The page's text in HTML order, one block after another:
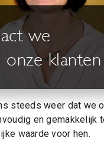
we
klanten
steeds weer dat we
en gemakkelijk
waarde voor hen.